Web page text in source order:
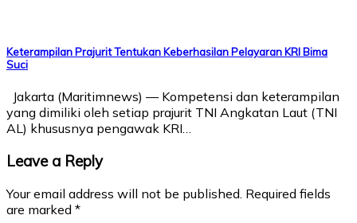
Keterampilan Prajurit Tentukan Keberhasilan Pelayaran KRI Bima
Suci
Jakarta (Maritimnews) — Kompetensi dan keterampilan
yang dimiliki oleh setiap prajurit TNI Angkatan Laut (TNI
AL) khususnya pengawak KRI…
Leave a Reply
Your email address will not be published. Required fields
are marked *